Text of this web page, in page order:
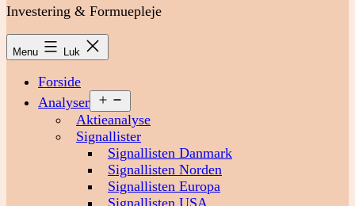
Investering & Formuepleje
Menu Luk
Forside
Analyser
menu
Aktieanalyse
Signallister
Signallisten Danmark
Signallisten Norden
Signallisten Europa